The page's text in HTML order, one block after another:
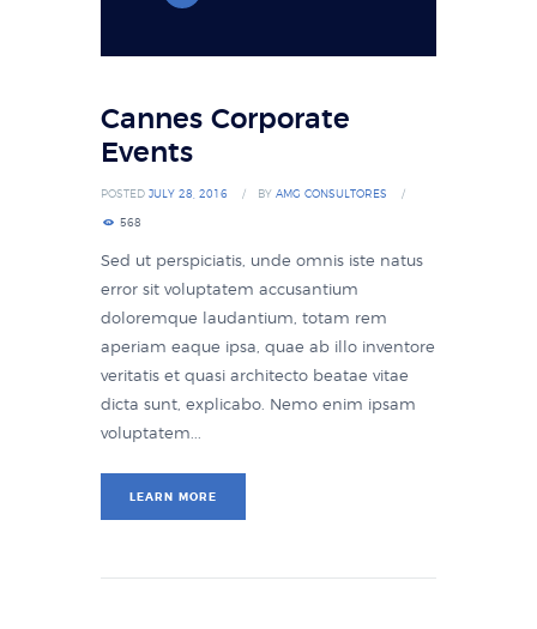
Cannes Corporate
Events
POSTED JULY 28, 2016 BY AMG CONSULTORES
568
Sed ut perspiciatis, unde omnis iste natus
error sit voluptatem accusantium
doloremque laudantium, totam rem
aperiam eaque ipsa, quae ab illo inventore
veritatis et quasi architecto beatae vitae
dicta sunt, explicabo. Nemo enim ipsam
voluptatem...
LEARN MORE